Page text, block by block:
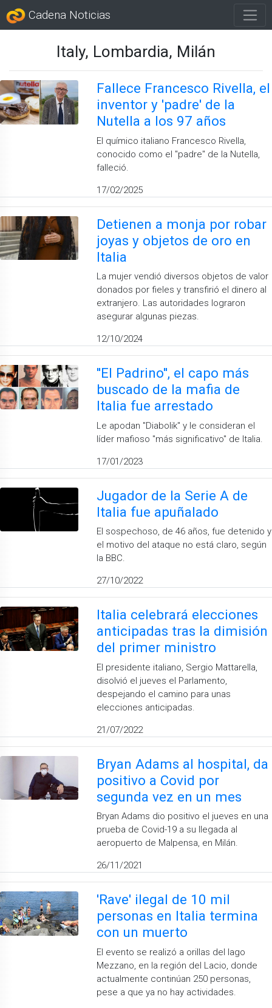
Cadena Noticias
Italy, Lombardia, Milán
Fallece Francesco Rivella, el
inventor y 'padre' de la
Nutella a los 97 años
El químico italiano Francesco Rivella,
conocido como el "padre" de la Nutella,
falleció.
17/02/2025
Detienen a monja por robar
joyas y objetos de oro en
Italia
La mujer vendió diversos objetos de valor
donados por fieles y transfirió el dinero al
extranjero. Las autoridades lograron
asegurar algunas piezas.
12/10/2024
''El Padrino'', el capo más
buscado de la mafia de
Italia fue arrestado
Le apodan "Diabolik" y le consideran el
líder mafioso "más significativo" de Italia.
17/01/2023
Jugador de la Serie A de
Italia fue apuñalado
El sospechoso, de 46 años, fue detenido y
el motivo del ataque no está claro, según
la BBC.
27/10/2022
Italia celebrará elecciones
anticipadas tras la dimisión
del primer ministro
El presidente italiano, Sergio Mattarella,
disolvió el jueves el Parlamento,
despejando el camino para unas
elecciones anticipadas.
21/07/2022
Bryan Adams al hospital, da
positivo a Covid por
segunda vez en un mes
Bryan Adams dio positivo el jueves en una
prueba de Covid-19 a su llegada al
aeropuerto de Malpensa, en Milán.
26/11/2021
'Rave' ilegal de 10 mil
personas en Italia termina
con un muerto
El evento se realizó a orillas del lago
Mezzano, en la región del Lacio, donde
actualmente continúan 250 personas,
pese a que ya no hay actividades.